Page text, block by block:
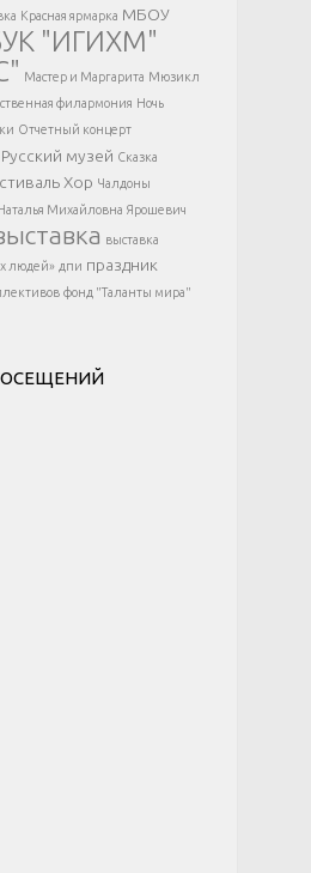
>
Красная ярмарка МБОУ
"ИГИХМ"
Мастер и Маргарита Мюзикл
филармония Ночь
Отчетный концерт
Русский музей Сказка
Хор Чалдоны
Михайловна Ярошевич
выставка
людей» дпи праздник
фонд "Таланты мира"